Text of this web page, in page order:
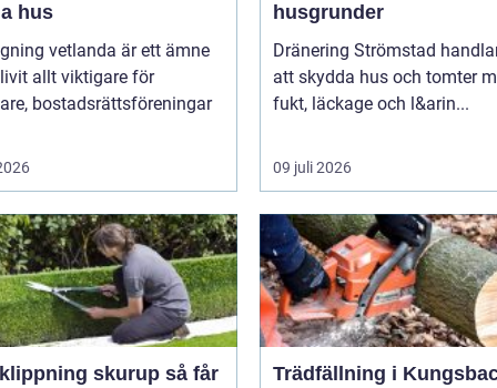
hus
vetlanda är ett ämne
allt viktigare för
bostadsrättsföreningar
husgrunder
Dränering Strömstad
att skydda hus och tomter
fukt, läckage och l&arin...
09 juli 2026
skurup så får
Trädfällning i